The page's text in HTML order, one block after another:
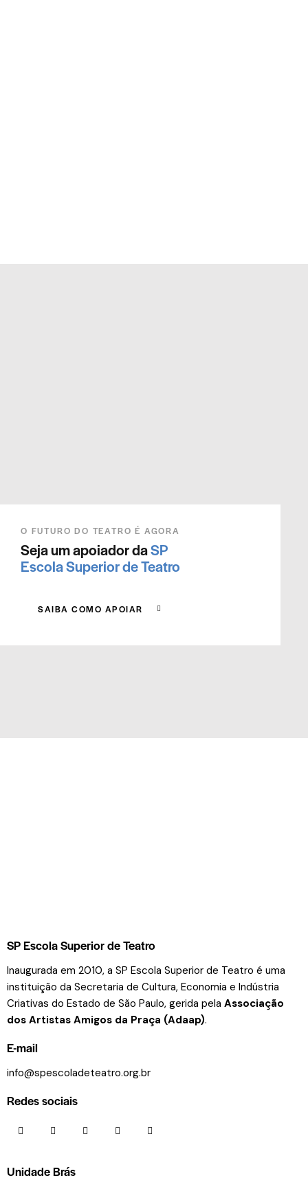
O FUTURO DO TEATRO É AGORA
Seja um apoiador daSP
Escola Superior de Teatro
SAIBA COMO APOIAR
SP Escola Superior de Teatro
Inaugurada em 2010, a SP Escola Superior de Teatro é uma
instituição da Secretaria de Cultura, Economia e Indústria
Criativas do Estado de São Paulo, gerida pela Associação
dos Artistas Amigos da Praça (Adaap).
E-mail
info@spescoladeteatro.org.br
Redes sociais
Unidade Brás